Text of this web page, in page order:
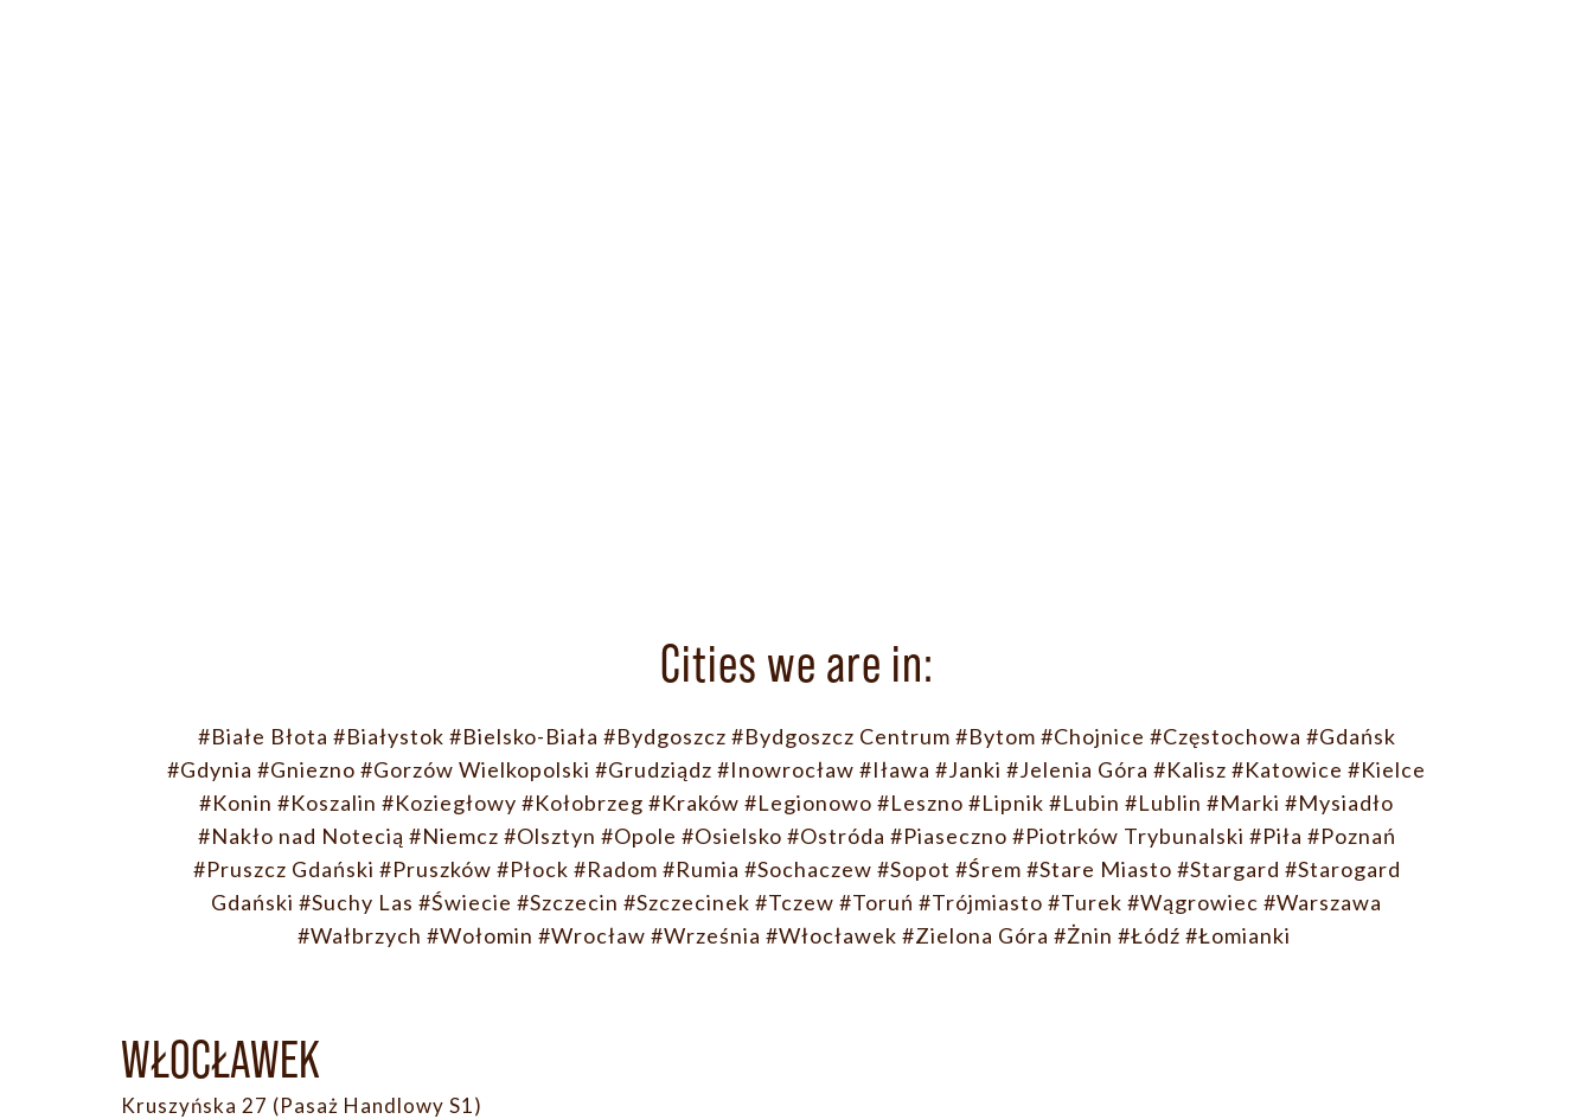
Cities we are in:
#Białe Błota #Białystok #Bielsko-Biała #Bydgoszcz #Bydgoszcz Centrum #Bytom #Chojnice #Częstochowa #Gdańsk
#Gdynia #Gniezno #Gorzów Wielkopolski #Grudziądz #Inowrocław #Iława #Janki #Jelenia Góra #Kalisz #Katowice #Kielce
#Konin #Koszalin #Koziegłowy #Kołobrzeg #Kraków #Legionowo #Leszno #Lipnik #Lubin #Lublin #Marki #Mysiadło
#Nakło nad Notecią #Niemcz #Olsztyn #Opole #Osielsko #Ostróda #Piaseczno #Piotrków Trybunalski #Piła #Poznań
#Pruszcz Gdański #Pruszków #Płock #Radom #Rumia #Sochaczew #Sopot #Śrem #Stare Miasto #Stargard #Starogard
Gdański #Suchy Las #Świecie #Szczecin #Szczecinek #Tczew #Toruń #Trójmiasto #Turek #Wągrowiec #Warszawa
#Wałbrzych #Wołomin #Wrocław #Września #Włocławek #Zielona Góra #Żnin #Łódź #Łomianki
WŁOCŁAWEK
Kruszyńska 27 (Pasaż Handlowy S1)